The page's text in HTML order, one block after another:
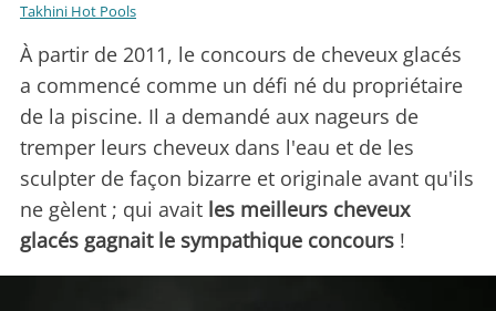
Takhini Hot Pools
À partir de 2011, le concours de cheveux glacés
a commencé comme un défi né du propriétaire
de la piscine. Il a demandé aux nageurs de
tremper leurs cheveux dans l'eau et de les
sculpter de façon bizarre et originale avant qu'ils
ne gèlent ; qui avait les meilleurs cheveux
glacés gagnait le sympathique concours !